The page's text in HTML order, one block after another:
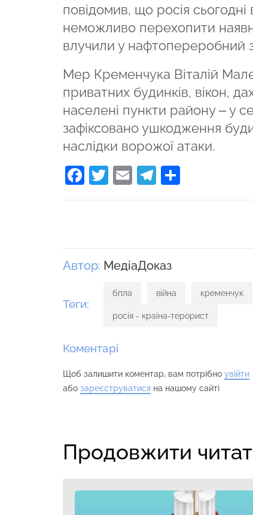
повідомив, що росія
неможливо перехопити
влучили у нафтопереробний
Мер Кременчука Віталій
приватних будинків, вікон,
населені пункти району – у
зафіксовано ушкодження
наслідки ворожої атаки.
Facebook
Twitter
EmailTelegram
Автор: МедіаДоказ
Теги:
бпла війна кременчук
росія - країна-терорист
Коментарі
Щоб залишити коментар, вам потрібно увійти
або зареєструватисяна нашому сайті
Продовжити